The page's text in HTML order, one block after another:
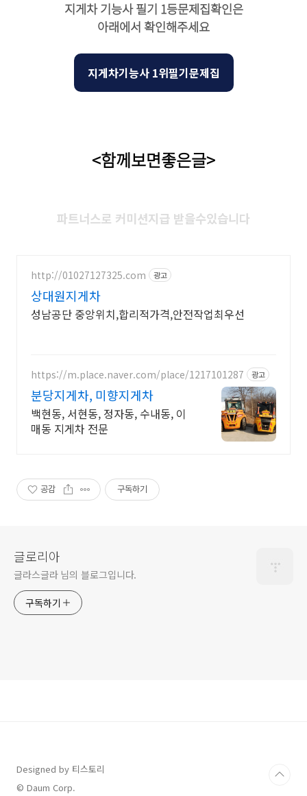
지게차 기능사 필기 1등문제집확인은
아래에서 확인해주세요
지게차기능사 1위필기문제집
<함께보면좋은글>
파트너스로 커미션지급 받을수있습니다
http://01027127325.com 광고
상대원지게차
성남공단 중앙위치,합리적가격,안전작업최우선
https://m.place.naver.com/place/1217101287 광고
분당지게차, 미향지게차
백현동, 서현동, 정자동, 수내동, 이
매동 지게차 전문
공감 구독하기
글로리아
글라스글라 님의 블로그입니다.
구독하기
Designed by 티스토리
© Daum Corp.